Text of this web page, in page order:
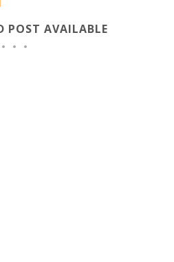
POST AVAILABLE